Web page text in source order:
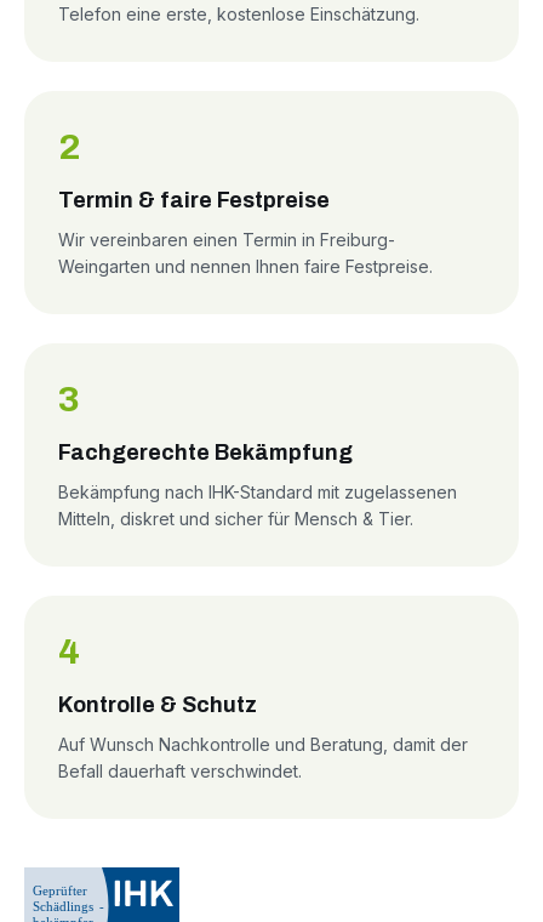
Telefon eine erste, kostenlose Einschätzung.
2
Termin & faire Festpreise
Wir vereinbaren einen Termin in Freiburg-
Weingarten und nennen Ihnen faire Festpreise.
3
Fachgerechte Bekämpfung
Bekämpfung nach IHK-Standard mit zugelassenen
Mitteln, diskret und sicher für Mensch & Tier.
4
Kontrolle & Schutz
Auf Wunsch Nachkontrolle und Beratung, damit der
Befall dauerhaft verschwindet.